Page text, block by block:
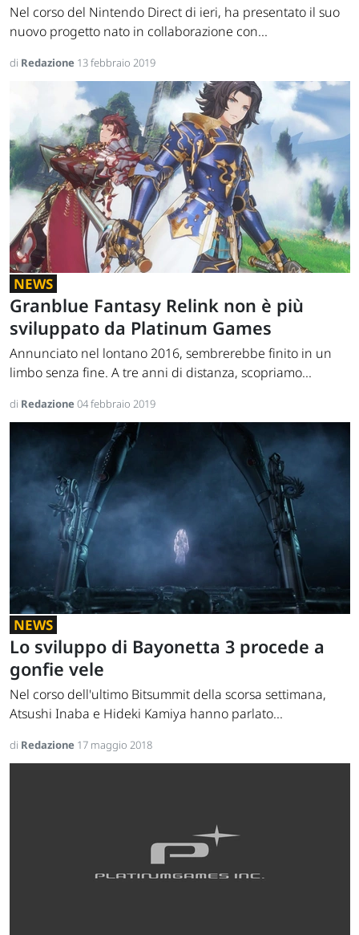
Nel corso del Nintendo Direct di ieri, ha presentato il suo
nuovo progetto nato in collaborazione con...
di Redazione 13 febbraio 2019
NEWS
Granblue Fantasy Relink non è più
sviluppato da Platinum Games
Annunciato nel lontano 2016, sembrerebbe finito in un
limbo senza fine. A tre anni di distanza, scopriamo...
di Redazione04 febbraio 2019
NEWS
Lo sviluppo di Bayonetta 3 procede a
gonfie vele
Nel corso dell'ultimo Bitsummit della scorsa settimana,
Atsushi Inaba e Hideki Kamiya hanno parlato...
di Redazione 17 maggio 2018